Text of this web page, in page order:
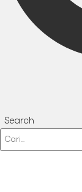
Search